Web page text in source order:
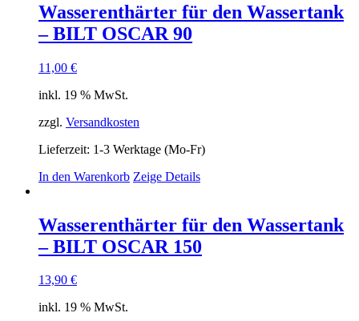
Wasserenthärter für den Wassertank
– BILT OSCAR 90
11,00 €
inkl. 19 % MwSt.
zzgl. Versandkosten
Lieferzeit: 1-3 Werktage (Mo-Fr)
In den Warenkorb Zeige Details
Wasserenthärter für den Wassertank
– BILT OSCAR 150
13,90 €
inkl. 19 % MwSt.